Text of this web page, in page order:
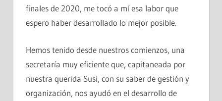
finales de 2020, me tocó a mí esa labor que
espero haber desarrollado lo mejor posible.
Hemos tenido desde nuestros comienzos, una
secretaría muy eficiente que, capitaneada por
nuestra querida Susi, con su saber de gestión y
organización, nos ayudó en el desarrollo de